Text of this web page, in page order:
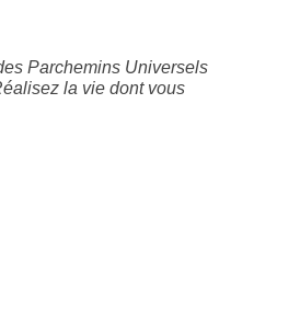
Parchemins Universels
la vie dont vous